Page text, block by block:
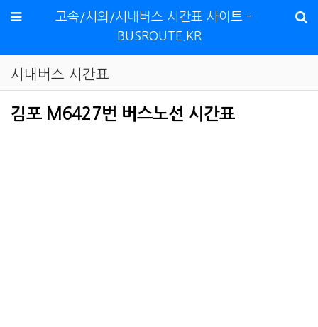
메뉴
고속/시외/시내버스 시간표 사이트 -
BUSROUTE.KR
시내버스 시간표
김포 M6427번 버스노선 시간표